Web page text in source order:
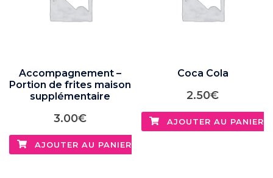
Accompagnement –
Portion de frites maison
supplémentaire
3.00€
AJOUTER AU PANIER
Coca Cola
2.50€
AJOUTER AU PANIER